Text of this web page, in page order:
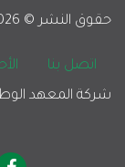
حقوق النشر ©
Footer
اتصل بنا
شركة المعهد